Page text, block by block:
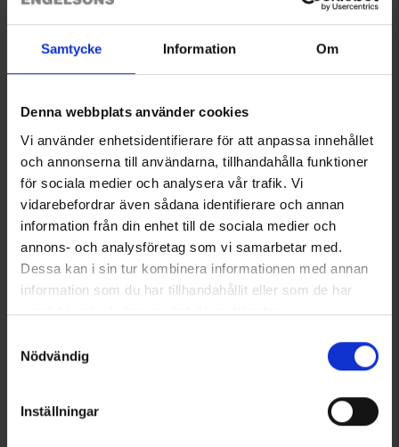
Samtycke Information Om
Denna webbplats använder cookies
Vi använder enhetsidentifierare för att anpassa innehållet
och annonserna till användarna, tillhandahålla funktioner
för sociala medier och analysera vår trafik. Vi
vidarebefordrar även sådana identifierare och annan
information från din enhet till de sociala medier och
annons- och analysföretag som vi samarbetar med.
Dessa kan i sin tur kombinera informationen med annan
information som du har tillhandahållit eller som de har
samlat in när du har använt deras tjänster.
Nödvändig
Inställningar
Boot 5,0 90 cm
1880
Ab3,95 €
Bewertung: 4.6 von 5 Sternen
Springyard Studs 6-pack
1179
5,95 €
1884